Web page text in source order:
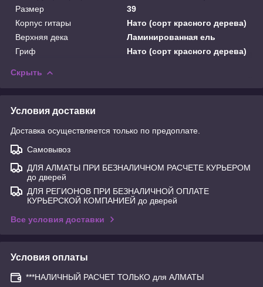
Размер
39
Корпус гитары
Нато (сорт красного дерева)
Верхняя дека
Ламинированная ель
Гриф
Нато (сорт красного дерева)
Скрыть
Условия доставки
Доставка осуществляется только по предоплате.
Самовывоз
ДЛЯ АЛМАТЫ ПРИ БЕЗНАЛИЧНОМ РАСЧЕТЕ КУРЬЕРОМ
до дверей
ДЛЯ РЕГИОНОВ ПРИ БЕЗНАЛИЧНОЙ ОПЛАТЕ
КУРЬЕРСКОЙ КОМПАНИЕЙ до дверей
Все условия доставки
Условия оплаты
***НАЛИЧНЫЙ РАСЧЕТ ТОЛЬКО для АЛМАТЫ